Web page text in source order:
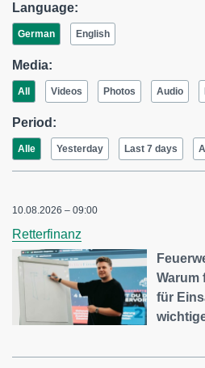
Language:
German English
Media:
All Videos Photos Audio
Period:
Alle Yesterday Last 7 days
10.08.2026 – 09:00
Retterfinanz
Warum
für